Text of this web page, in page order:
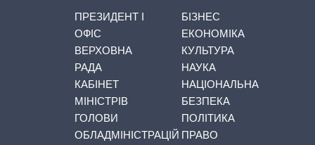
ПРЕЗИДЕНТ І
ОФІС
ВЕРХОВНА
РАДА
КАБІНЕТ
МІНІСТРІВ
ГОЛОВИ
ОБЛАДМІНІСТРАЦІЙ
БІЗНЕС
ЕКОНОМІКА
КУЛЬТУРА
НАУКА
НАЦІОНАЛЬНА
БЕЗПЕКА
ПОЛІТИКА
ПРАВО